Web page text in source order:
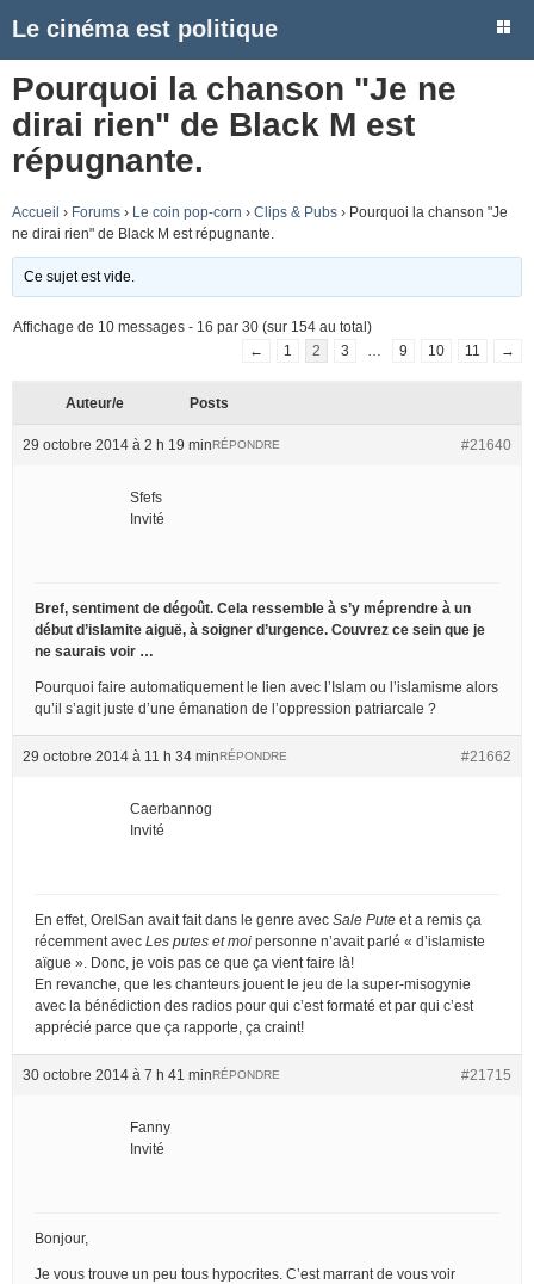
Le cinéma est politique
Pourquoi la chanson "Je ne
dirai rien" de Black M est
répugnante.
Accueil › Forums › Le coin pop-corn › Clips & Pubs › Pourquoi la chanson "Je
ne dirai rien" de Black M est répugnante.
Ce sujet est vide.
Affichage de 10 messages - 16 par 30 (sur 154 au total)
←
1 2 3 9 10 11 →
Auteur/e Posts
29 octobre 2014 à 2 h 19 min #21640
RÉPONDRE
Sfefs
Invité
Bref, sentiment de dégoût. Cela ressemble à s’y méprendre à un
début d’islamite aiguë, à soigner d’urgence. Couvrez ce sein que je
ne saurais voir …
Pourquoi faire automatiquement le lien avec l’Islam ou l’islamisme alors
qu’il s’agit juste d’une émanation de l’oppression patriarcale ?
29 octobre 2014 à 11 h 34 min #21662
RÉPONDRE
Caerbannog
Invité
En effet, OrelSan avait fait dans le genre avec Sale Pute et a remis ça
récemment avec Les putes et moi personne n’avait parlé « d’islamiste
aïgue ». Donc, je vois pas ce que ça vient faire là!
En revanche, que les chanteurs jouent le jeu de la super-misogynie
avec la bénédiction des radios pour qui c’est formaté et par qui c’est
apprécié parce que ça rapporte, ça craint!
30 octobre 2014 à 7 h 41 min #21715
RÉPONDRE
Fanny
Invité
Bonjour,
Je vous trouve un peu tous hypocrites. C’est marrant de vous voir